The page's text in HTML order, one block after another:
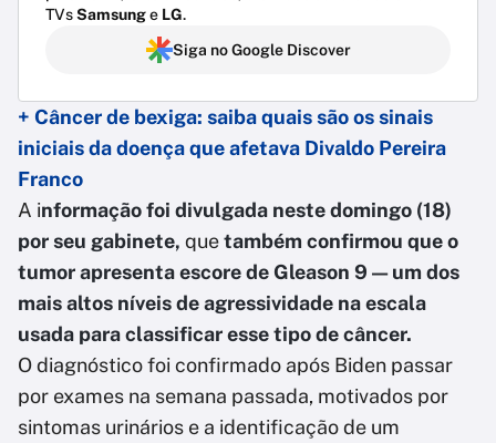
TVsSamsunge LG.
Siga no Google Discover
+ Câncer de bexiga: saiba quais são os sinais
iniciais da doença que afetava Divaldo Pereira
Franco
A informação foi divulgada neste domingo (18)
por seu gabinete, quetambém confirmou que o
tumor apresenta escore de Gleason 9 — um dos
mais altos níveis de agressividade na escala
usada para classificar esse tipo de câncer.
O diagnóstico foi confirmado após Biden passar
por exames na semana passada, motivados por
sintomas urinários e a identificação de um